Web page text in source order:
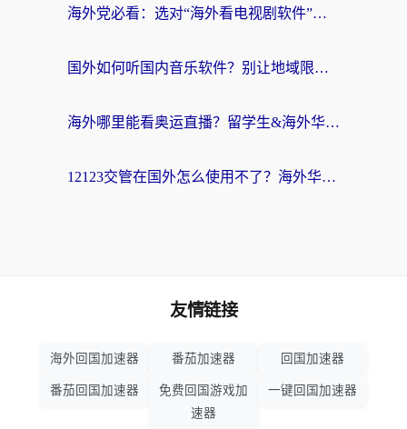
海外党必看：选对“海外看电视剧软件”，再也不用愁国内剧刷不了
国外如何听国内音乐软件？别让地域限制，断了你的中文歌单
海外哪里能看奥运直播？留学生&海外华人必看的体育赛事观赛终极指南
12123交管在国外怎么使用不了？海外华人必看的无缝访问国内资源指南
友情链接
海外回国加速器 番茄加速器 回国加速器
番茄回国加速器
免费回国游戏加
速器
一键回国加速器